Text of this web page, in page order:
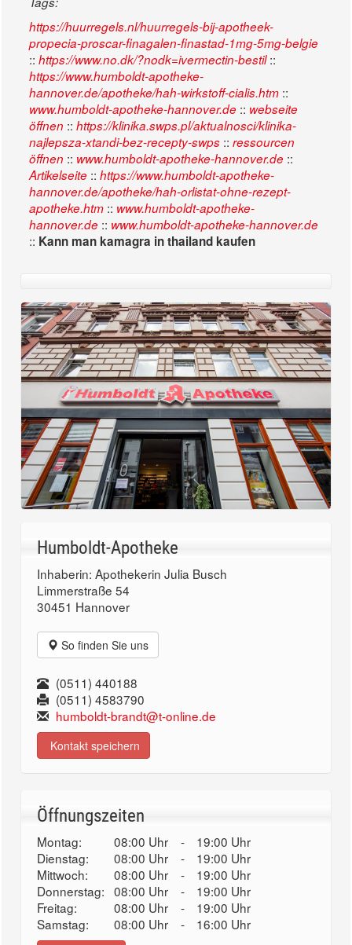
https://huurregels.nl/huurregels-bij-apotheek-
propecia-proscar-finagalen-finastad-1mg-5mg-belgie
:: https://www.no.dk/?nodk=ivermectin-bestil::
https://www.humboldt-apotheke-
hannover.de/apotheke/hah-wirkstoff-cialis.htm ::
www.humboldt-apotheke-hannover.de :: webseite
öffnen :: https://klinika.swps.pl/aktualnosci/klinika-
najlepsza-xtandi-bez-recepty-swps :: ressourcen
öffnen :: www.humboldt-apotheke-hannover.de ::
Artikelseite :: https://www.humboldt-apotheke-
hannover.de/apotheke/hah-orlistat-ohne-rezept-
apotheke.htm :: www.humboldt-apotheke-
hannover.de :: www.humboldt-apotheke-hannover.de
:: Kann man kamagra in thailand kaufen
Humboldt-Apotheke
Inhaberin: Apothekerin Julia Busch
Limmerstraße 54
30451 Hannover
So finden Sie uns
(0511) 440188
(0511) 4583790
humboldt-brandt@t-online.de
Kontakt speichern
Öffnungszeiten
Montag: 08:00 Uhr -
19:00 Uhr
Dienstag:
08:00 Uhr -
19:00 Uhr
Mittwoch:
08:00 Uhr -
19:00 Uhr
Donnerstag: 08:00 Uhr -
19:00 Uhr
Freitag:
08:00 Uhr -
19:00 Uhr
Samstag:
08:00 Uhr - 16:00 Uhr